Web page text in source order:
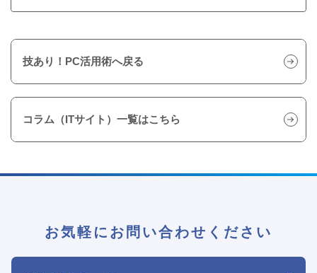
技あり！PC活用術へ戻る
コラム（ITサイト）一覧はこちら
お気軽にお問い合わせください